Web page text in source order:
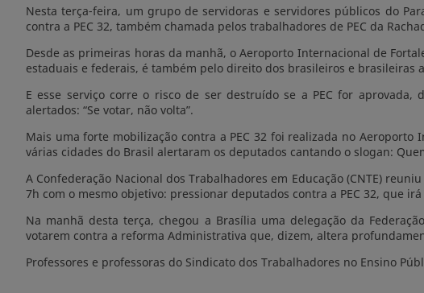
Nesta terça-feira, um grupo de servidoras e servidores públicos do
contra a PEC 32, também chamada pelos trabalhadores de PEC da
Desde as primeiras horas da manhã, o Aeroporto Internacional de
estaduais e federais, é também pelo direito dos brasileiros e brasileiras
E esse serviço corre o risco de ser destruído se a PEC for
alertados: “Se votar, não volta”.
Mais uma forte mobilização contra a PEC 32 foi realizada no
várias cidades do Brasil alertaram os deputados cantando o slogan:
A Confederação Nacional dos Trabalhadores em Educação (CNTE)
7h com o mesmo objetivo: pressionar deputados contra a PEC 32, que
Na manhã desta terça, chegou a Brasília uma delegação da
votarem contra a reforma Administrativa que, dizem, altera
Professores e professoras do Sindicato dos Trabalhadores no Ensino